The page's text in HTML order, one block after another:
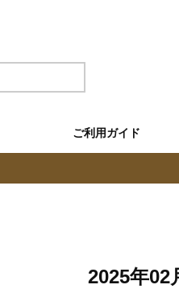
ご利用ガイド
2025年02